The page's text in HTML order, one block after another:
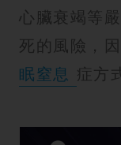
心臟衰竭等
死的風險，
眠窒息 症方